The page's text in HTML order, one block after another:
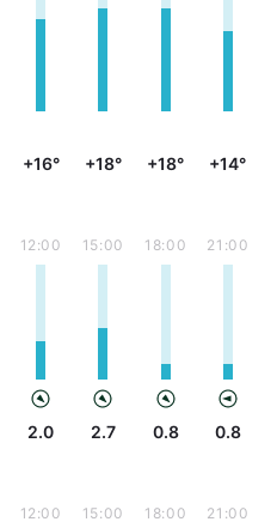
+16° +18° +18° +14°
12:00
2.0
15:00
2.7
18:00
0.8
21:00
0.8
12:00 15:00 18:00 21:00